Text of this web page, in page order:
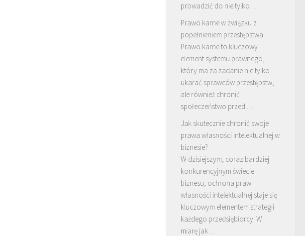
prowadzić do nie tylko …
Prawo karne w związku z
popełnieniem przestępstwa
Prawo karne to kluczowy
element systemu prawnego,
który ma za zadanie nie tylko
ukarać sprawców przestępstw,
ale również chronić
społeczeństwo przed …
Jak skutecznie chronić swoje
prawa własności intelektualnej w
biznesie?
W dzisiejszym, coraz bardziej
konkurencyjnym świecie
biznesu, ochrona praw
własności intelektualnej staje się
kluczowym elementem strategii
każdego przedsiębiorcy. W
miarę jak …